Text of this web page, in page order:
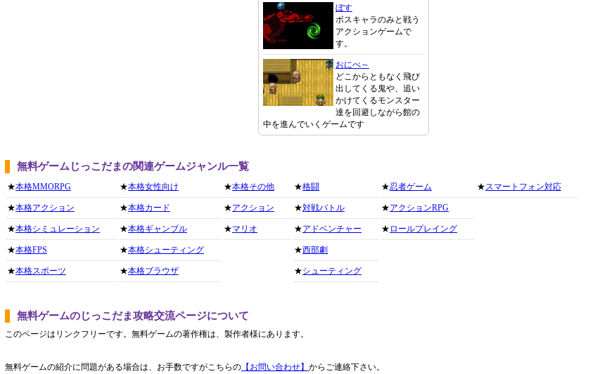
ぼす
ボスキャラのみと戦う
アクションゲームで
す。
おにべ～
どこからともなく飛び
出してくる鬼や、追い
かけてくるモンスター
達を回避しながら館の
中を進んでいくゲームです
無料ゲームじっこだまの関連ゲームジャンル一覧
★本格MMORPG
★本格アクション
★本格シミュレーション
★本格FPS
★本格スポーツ
★本格女性向け
★本格カード
★本格ギャンブル
★本格シューティング
★本格ブラウザ
★本格その他
★アクション
★マリオ
★格闘
★対戦バトル
★アドベンチャー
★西部劇
★シューティング
★忍者ゲーム
★アクションRPG
★ ロールプレイング
★スマートフォン対応
無料ゲームのじっこだま攻略交流ページについて
このページはリンクフリーです。無料ゲームの著作権は、製作者様にあります。
無料ゲームの紹介に問題がある場合は、お手数ですがこちらの 【お問い合わせ】 からご連絡下さい。